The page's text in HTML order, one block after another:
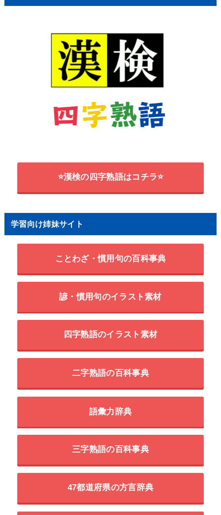
⭐漢検の四字熟語はコチラ⭐
学習向け姉妹サイト
ことわざ・慣用句の百科事典
諺・慣用句のイラスト素材
四字熟語のイラスト素材
二字熟語の百科事典
語彙力辞典
三字熟語の百科事典
47都道府県の方言辞典